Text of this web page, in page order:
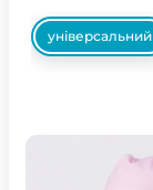
універсальний